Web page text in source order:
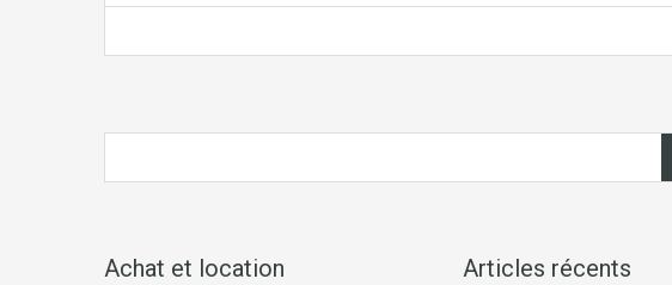
Achat et location Articles récents